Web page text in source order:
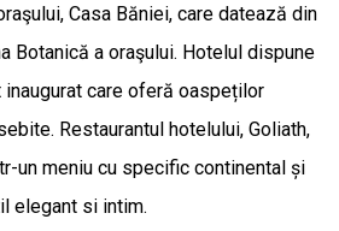
Casa Băniei, care datează din
Botanică a oraşului. Hotelul dispune
inaugurat care oferă oaspeților
Restaurantul hotelului, Goliath,
un meniu cu specific continental și
elegant si intim.